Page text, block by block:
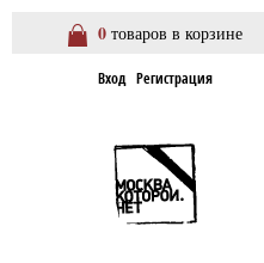
0 товаров в корзине
Вход Регистрация